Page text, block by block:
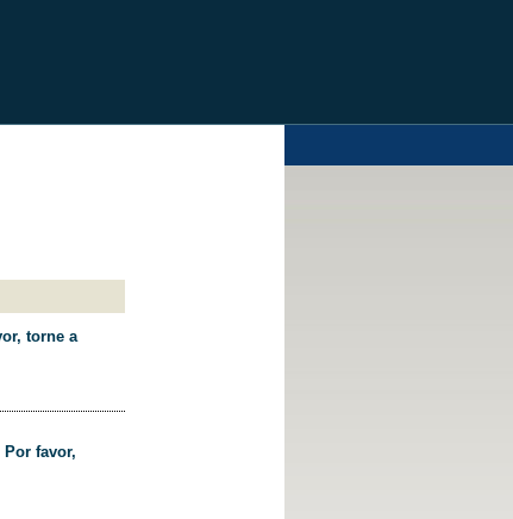
torne a
favor,